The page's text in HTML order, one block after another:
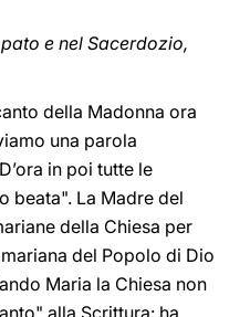
e nel Sacerdozio,
della Madonna ora
una parola
in poi tutte le
beata". La Madre del
della Chiesa per
del Popolo di Dio
Maria la Chiesa non
alla Scrittura: ha